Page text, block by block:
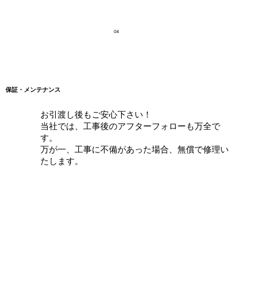
04
お引渡し後もご安心下さい！
当社では、工事後のアフターフォローも万全で
す。
万が一、工事に不備があった場合、無償で修理い
たします。
保証・メンテナンス